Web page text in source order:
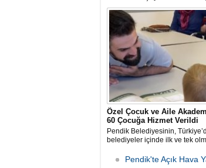
yönetim kurulu Kartal
Çakıcı'yı ziyaret etti.
Özel Çocuk ve Aile
60 Çocuğa Hizmet Verildi
Pendik Belediyesinin,
belediyeler içinde ilk ve tek
Akademisi” programından ilk
60 özel çocuk yararlandı.
Pendik'te Açık Hava